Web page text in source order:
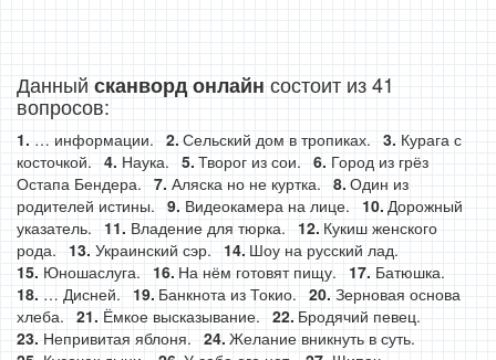
Данный сканворд онлайн состоит из 41
вопросов:
… информации. Сельский дом в тропиках.
Курага с
косточкой.
Наука. Творог из сои.
Город из грёз
Остапа Бендера.
Аляска но не куртка.
Один из
родителей истины.
Видеокамера на лице.
Дорожный
указатель.
Владение для тюрка.
Кукиш женского
рода.
Украинский сэр.
Шоу на русский лад.
Юношаслуга.
На нём готовят пищу.
Батюшка.
… Дисней.
Банкнота из Токио.
Зерновая основа
хлеба.
Ёмкое высказывание.
Бродячий певец.
Непривитая яблоня.
Желание вникнуть в суть.